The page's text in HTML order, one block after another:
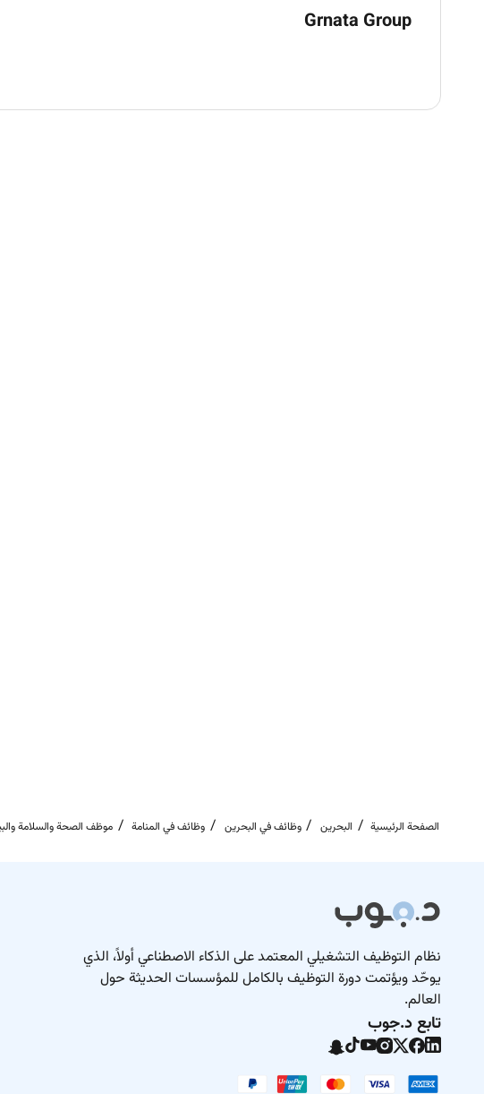
ideally with
Grnata Group
الصفحة الرئيسية البحرين وظائف في البحرين وظائف في المنامة موظف الصحة والسلامة
نظام التوظيف التشغيلي المعتمد على الذكاء الاصطناعي أولاً، الذي
يوحّد ويؤتمت دورة التوظيف بالكامل للمؤسسات الحديثة حول
العالم.
تابع د.جوب